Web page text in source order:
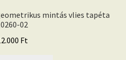
mintás vlies tapéta
02
Ft